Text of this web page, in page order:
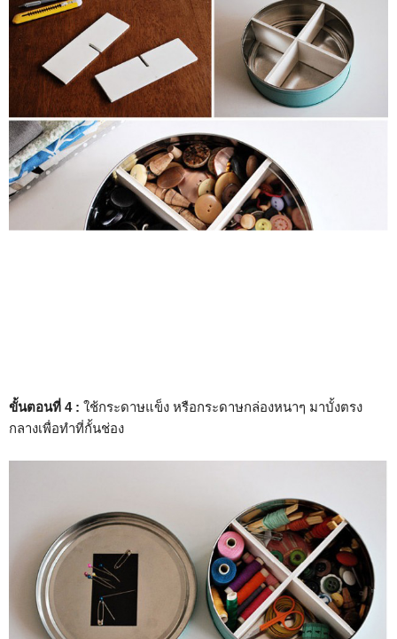
ขั้นตอนที่ 4 : ใช้กระดาษแข็ง หรือกระดาษกล่องหนาๆ มาบั้งตรง
กลางเพื่อทำที่กั้นช่อง